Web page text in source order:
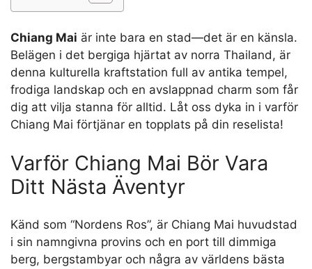
Chiang Mai är inte bara en stad—det är en känsla.
Belägen i det bergiga hjärtat av norra Thailand, är
denna kulturella kraftstation full av antika tempel,
frodiga landskap och en avslappnad charm som får
dig att vilja stanna för alltid. Låt oss dyka in i varför
Chiang Mai förtjänar en topplats på din reselista!
Varför Chiang Mai Bör Vara
Ditt Nästa Äventyr
Känd som “Nordens Ros”, är Chiang Mai huvudstad
i sin namngivna provins och en port till dimmiga
berg, bergstambyar och några av världens bästa